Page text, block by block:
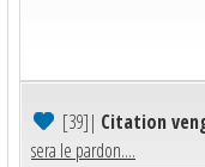
[39]| Citation
sera le pardon....